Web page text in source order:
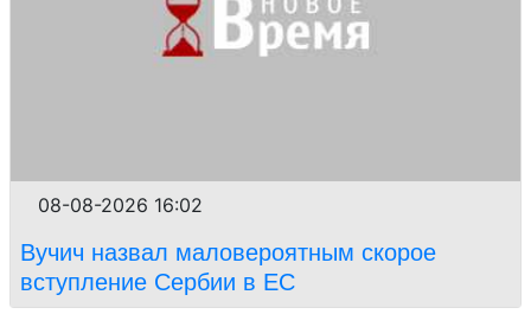
08-08-2026 16:02
Вучич назвал маловероятным скорое
вступление Сербии в ЕС